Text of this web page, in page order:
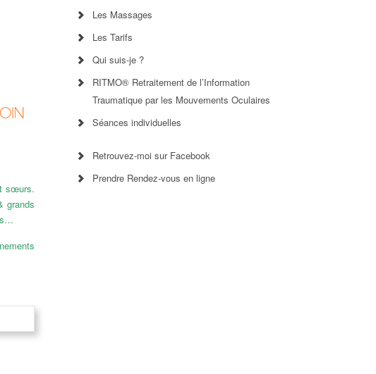
sœurs.
grands
Les Massages
Les Tarifs
Qui suis-je ?
RITMO® Retraitement de l’Information
Traumatique par les Mouvements Oculaires
Séances individuelles
Retrouvez-moi sur Facebook
Prendre Rendez-vous en ligne